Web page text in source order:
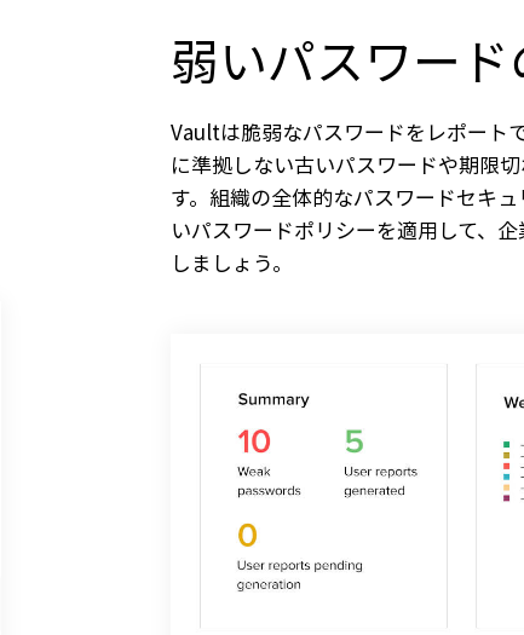
弱いパスワー
Vaultは脆弱なパスワードをレポート
に準拠しない古いパスワードや期限
す。組織の全体的なパスワードセキ
いパスワードポリシーを適用して、
しましょう。